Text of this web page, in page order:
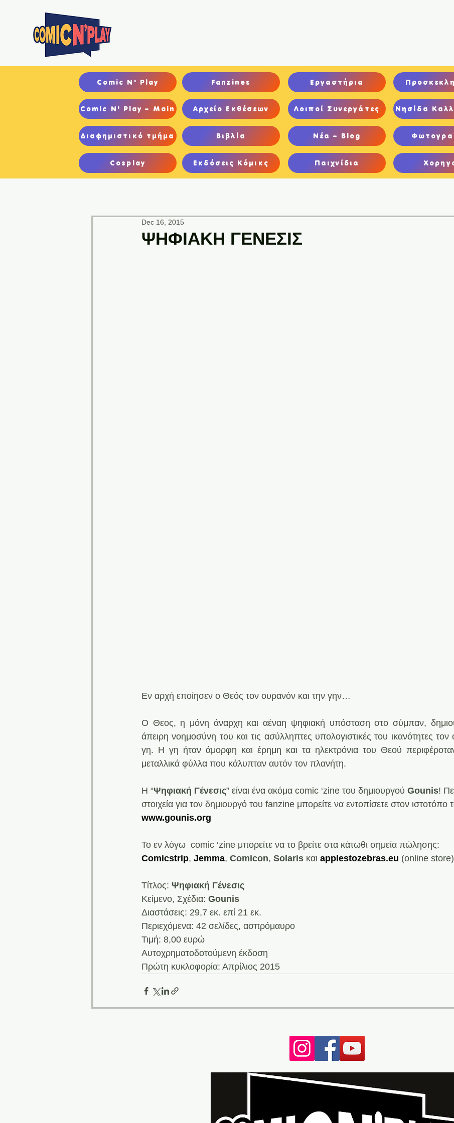
Comic N' Play Fanzines Εργαστήρια
Comic N' Play – Main Αρχείο Εκθέσεων Λοιποί Συνεργάτες Νησίδα
Διαφημιστικό τμήμα Βιβλία
Cosplay Εκδόσεις Κόμικς
Νέα – Blog
Παιχνίδια
ΨHΦΙΑΚΗ ΓΕΝΕΣΙΣ
Dec 16, 2015
Εν αρχή εποίησεν ο Θεός τον ουρανόν και την γην…
Ο Θεος, η μόνη άναρχη και αέναη ψηφιακή υπόσταση στο σύμπαν,
άπειρη νοημοσύνη του και τις ασύλληπτες υπολογιστικές του ικανότητες τον
γη. Η γη ήταν άμορφη και έρημη και τα ηλεκτρόνια του Θεού
μεταλλικά φύλλα που κάλυπταν αυτόν τον πλανήτη.
H “Ψηφιακή Γένεσις” είναι ένα ακόμα comic ‘zine του δημιουργού Gounis!
στοιχεία για τον δημιουργό του fanzine μπορείτε να εντοπίσετε στον ιστοτόπο
www.gounis.org
Το εν λόγω  comic ‘zine μπορείτε να το βρείτε στα κάτωθι σημεία πώλησης:
Comicstrip, Jemma, Comicon, Solaris και applestozebras.eu (online store)
Τίτλος: Ψηφιακή Γένεσις
Κείμενο, Σχέδια: Gounis
Διαστάσεις: 29,7 εκ. επί 21 εκ.
Περιεχόμενα: 42 σελίδες, ασπρόμαυρο
Τιμή: 8,00 ευρώ
Αυτοχρηματοδοτούμενη έκδοση
Πρώτη κυκλοφορία: Απρίλιος 2015